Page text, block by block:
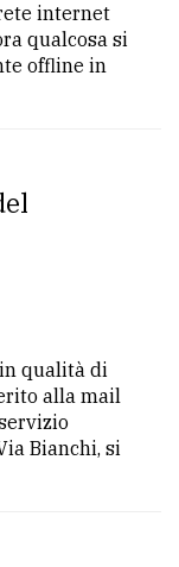
internet
qualcosa si
offline in
qualità di
alla mail
Bianchi, si